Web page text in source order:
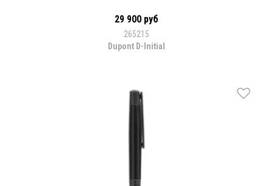
29 900 руб
265215
Dupont D-Initial